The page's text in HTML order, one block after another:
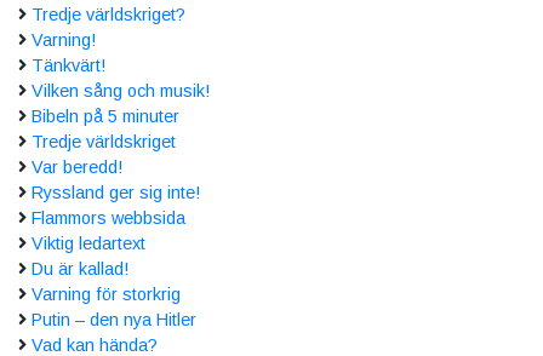
Tredje världskriget?
Varning!
Tänkvärt!
Vilken sång och musik!
Bibeln på 5 minuter
Tredje världskriget
Var beredd!
Ryssland ger sig inte!
Flammors webbsida
Viktig ledartext
Du är kallad!
Varning för storkrig
Putin – den nya Hitler
Vad kan hända?